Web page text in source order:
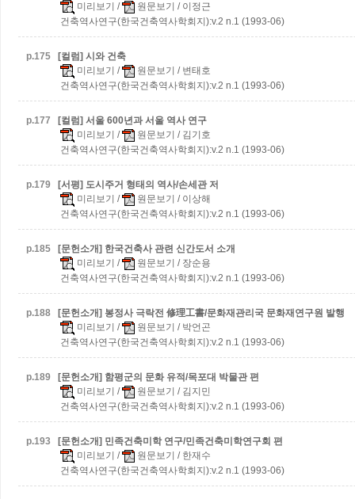
미리보기 / 원문보기 / 이정근
건축역사연구(한국건축역사학회지):v.2 n.1 (1993-06)
p.175
[컬럼] 시와 건축
미리보기 / 원문보기 / 변태호
건축역사연구(한국건축역사학회지):v.2 n.1 (1993-06)
p.177
[컬럼] 서울 600년과 서울 역사 연구
미리보기 / 원문보기 / 김기호
건축역사연구(한국건축역사학회지):v.2 n.1 (1993-06)
p.179
[서평] 도시주거 형태의 역사/손세관 저
미리보기 / 원문보기 / 이상해
건축역사연구(한국건축역사학회지):v.2 n.1 (1993-06)
p.185
[문헌소개] 한국건축사 관련 신간도서 소개
미리보기 / 원문보기 / 장순용
건축역사연구(한국건축역사학회지):v.2 n.1 (1993-06)
p.188
[문헌소개] 봉정사 극락전 修理工書/문화재관리국 문화재연구원 발행
미리보기 / 원문보기 / 박언곤
건축역사연구(한국건축역사학회지):v.2 n.1 (1993-06)
p.189
[문헌소개] 함평군의 문화 유적/목포대 박물관 편
미리보기 / 원문보기 / 김지민
건축역사연구(한국건축역사학회지):v.2 n.1 (1993-06)
p.193
[문헌소개] 민족건축미학 연구/민족건축미학연구회 편
미리보기 / 원문보기 / 한재수
건축역사연구(한국건축역사학회지):v.2 n.1 (1993-06)